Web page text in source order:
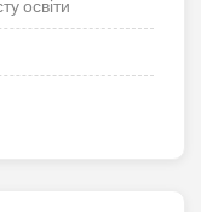
освіти